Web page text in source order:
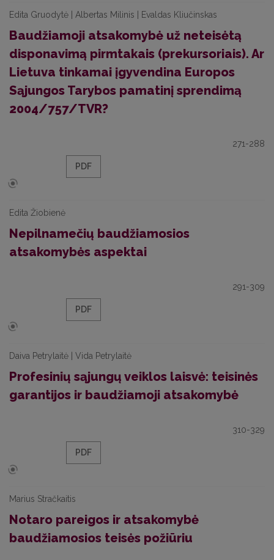
Edita Gruodytė | Albertas Milinis | Evaldas Kliučinskas
Baudžiamoji atsakomybė už neteisėtą
disponavimą pirmtakais (prekursoriais). Ar
Lietuva tinkamai įgyvendina Europos
Sąjungos Tarybos pamatinį sprendimą
2004/757/TVR?
271-288
PDF
Edita Žiobienė
Nepilnamečių baudžiamosios
atsakomybės aspektai
291-309
PDF
Daiva Petrylaitė | Vida Petrylaitė
Profesinių sąjungų veiklos laisvė: teisinės
garantijos ir baudžiamoji atsakomybė
310-329
PDF
Marius Stračkaitis
Notaro pareigos ir atsakomybė
baudžiamosios teisės požiūriu